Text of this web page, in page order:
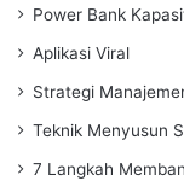
Power Bank
Aplikasi Viral
Strategi
Teknik Menyusun
7 Langkah